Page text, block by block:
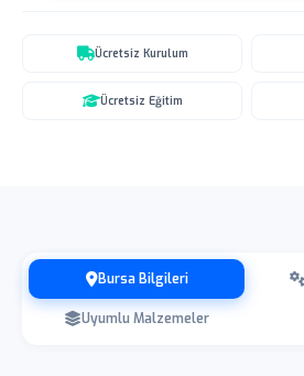
Ücretsiz Kurulum
Ücretsiz Eğitim
Bursa Bilgileri
Uyumlu Malzemeler